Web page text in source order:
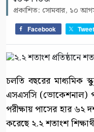
প্রকাশিত: সোমবার, ১০
Facebook Tweet
চলতি বছরের মাধ্যমিক
এসএসসি (ভোকেশনাল)
পরীক্ষায় পাসের হার
করেছে ২.২ শতাংশ